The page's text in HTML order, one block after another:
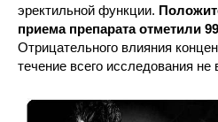
эректильной функции.
приема препарата отметили
Отрицательного влияния
течение всего исследования не